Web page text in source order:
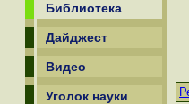
Библиотека
Дайджест
Видео
Уголок науки